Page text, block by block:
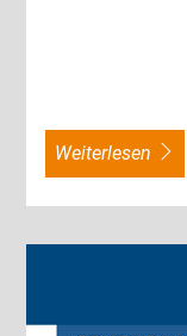
weiterlesen